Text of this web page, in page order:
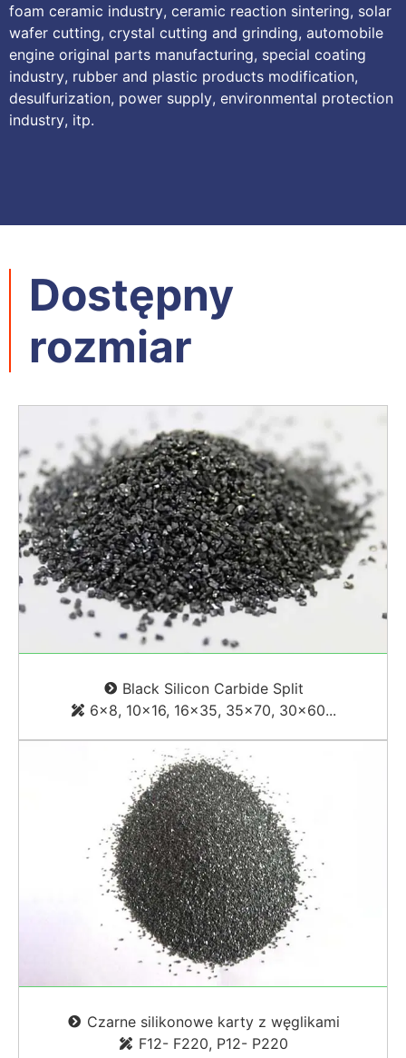
foam ceramic industry, ceramic reaction sintering, solar
wafer cutting, crystal cutting and grinding, automobile
engine original parts manufacturing, special coating
industry, rubber and plastic products modification,
desulfurization, power supply, environmental protection
industry, itp.
Dostępny
rozmiar
Black Silicon Carbide Split
6x8, 10x16, 16x35, 35x70, 30x60...
Czarne silikonowe karty z węglikami
F12- F220, P12- P220